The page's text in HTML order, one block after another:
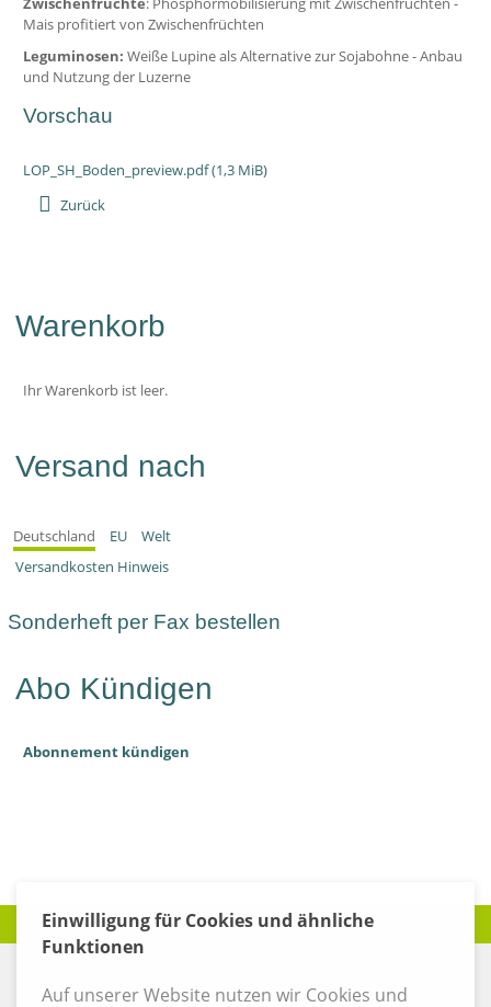
Mais profitiert von Zwischenfrüchten
Leguminosen: Weiße Lupine als Alternative zur Sojabohne - Anbau
und Nutzung der Luzerne
Vorschau
LOP_SH_Boden_preview.pdf(1,3 MiB)
Zurück
Warenkorb
Ihr Warenkorb ist leer.
Versand nach
Deutschland EU
Welt
Versandkosten Hinweis
Sonderheft per Fax bestellen
Abo Kündigen
Abonnement kündigen
| Cookies
Einwilligung für Cookies und ähnliche
Funktionen
Auf unserer Website nutzen wir Cookies und